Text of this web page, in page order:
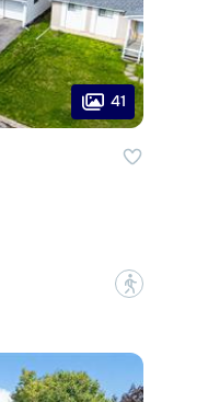
41
?